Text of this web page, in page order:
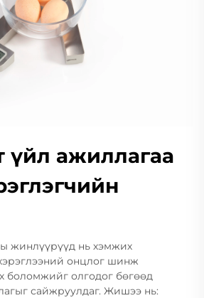
үйл ажиллагаа
жинлүүрүүд нь хэмжих
онцлог шинж
боломжийг олгодог бөгөөд
сайжруулдаг. Жишээ нь: